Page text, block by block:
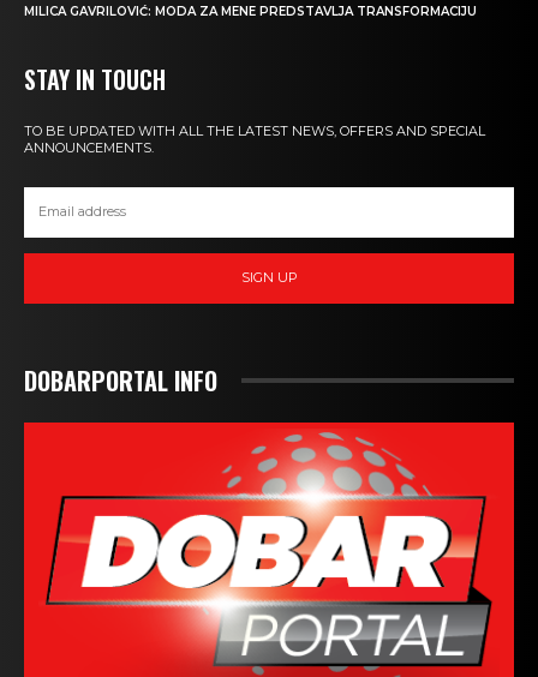
MILICA GAVRILOVIĆ: MODA ZA MENE PREDSTAVLJA TRANSFORMACIJU
STAY IN TOUCH
TO BE UPDATED WITH ALL THE LATEST NEWS, OFFERS AND SPECIAL
ANNOUNCEMENTS.
SIGN UP
DOBARPORTAL INFO